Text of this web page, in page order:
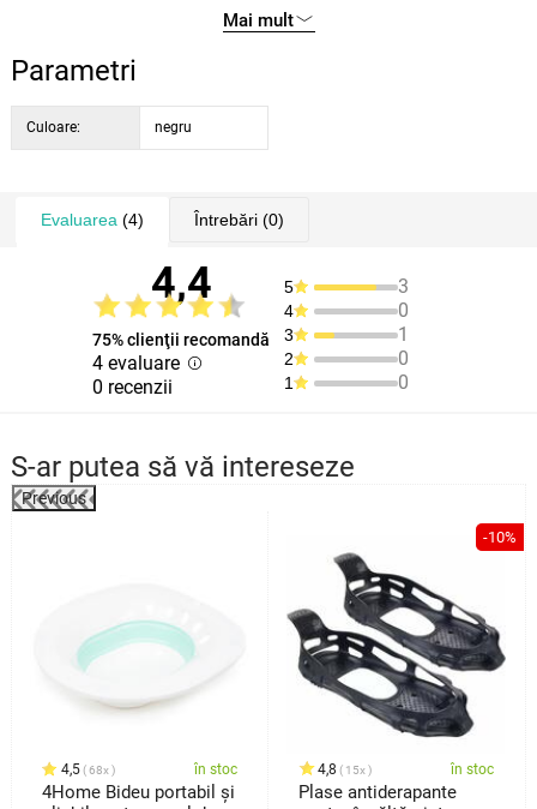
Mai mult
Parametri
Culoare: negru
Evaluarea (4) Întrebări(0)
4,4
75% clienţii recomandă
4 evaluare
0 recenzii
5 3
4 0
3 1
2 0
1 0
S-ar putea să vă intereseze
Previous
4,5 68x în stoc
4Home Bideu portabil și
-10%
4,8 15x în stoc
Plase antiderapante